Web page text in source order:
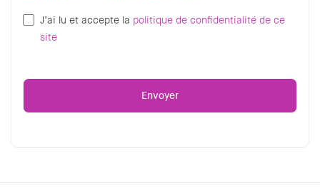
J’ai lu et accepte la politique de confidentialité de ce
site